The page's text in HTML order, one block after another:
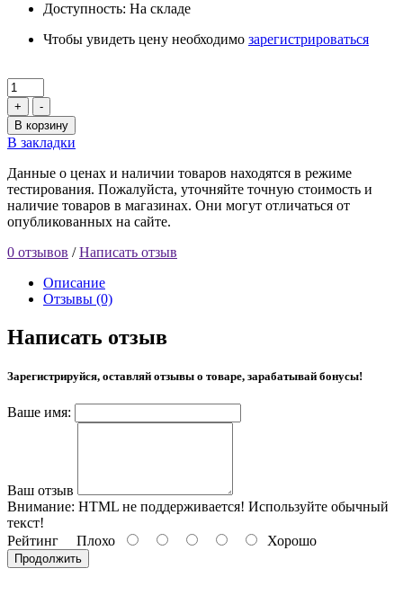
Доступность: На складе
Чтобы увидеть цену необходимо зарегистрироваться
+
-
В корзину
В закладки
Данные о ценах и наличии товаров находятся в режиме
тестирования. Пожалуйста, уточняйте точную стоимость и
наличие товаров в магазинах. Они могут отличаться от
опубликованных на сайте.
0 отзывов /Написать отзыв
Описание
Отзывы (0)
Написать отзыв
Зарегистрируйся, оставляй отзывы о товаре, зарабатывай бонусы!
Ваше имя:
Ваш отзыв
Внимание: HTML не поддерживается! Используйте обычный
текст!
Рейтинг Плохо Хорошо
Продолжить